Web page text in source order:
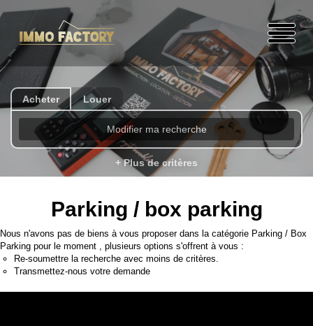
Acheter Louer
Modifier ma recherche
+ Plus de critères
Parking / box parking
Nous n'avons pas de biens à vous proposer dans la catégorie Parking / Box
Parking pour le moment , plusieurs options s'offrent à vous :
Re-soumettre la recherche avec moins de critères.
Transmettez-nous votre demande